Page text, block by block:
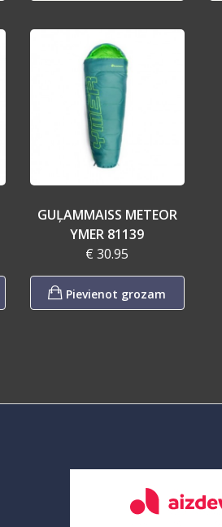
GUĻAMMAISS METEOR
YMER 81139
€ 30.95
Pievienot grozam